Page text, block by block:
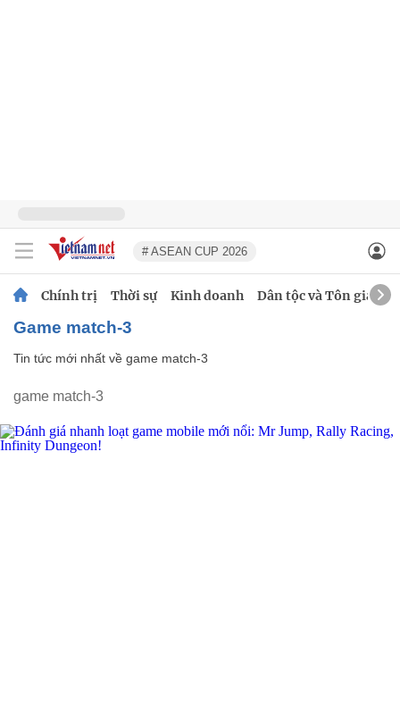
# ASEAN CUP 2026
Chính trị Thời sự Kinh doanh Dân tộc và Tôn giáo
game match-3
Tin tức mới nhất về game match-3
game match-3